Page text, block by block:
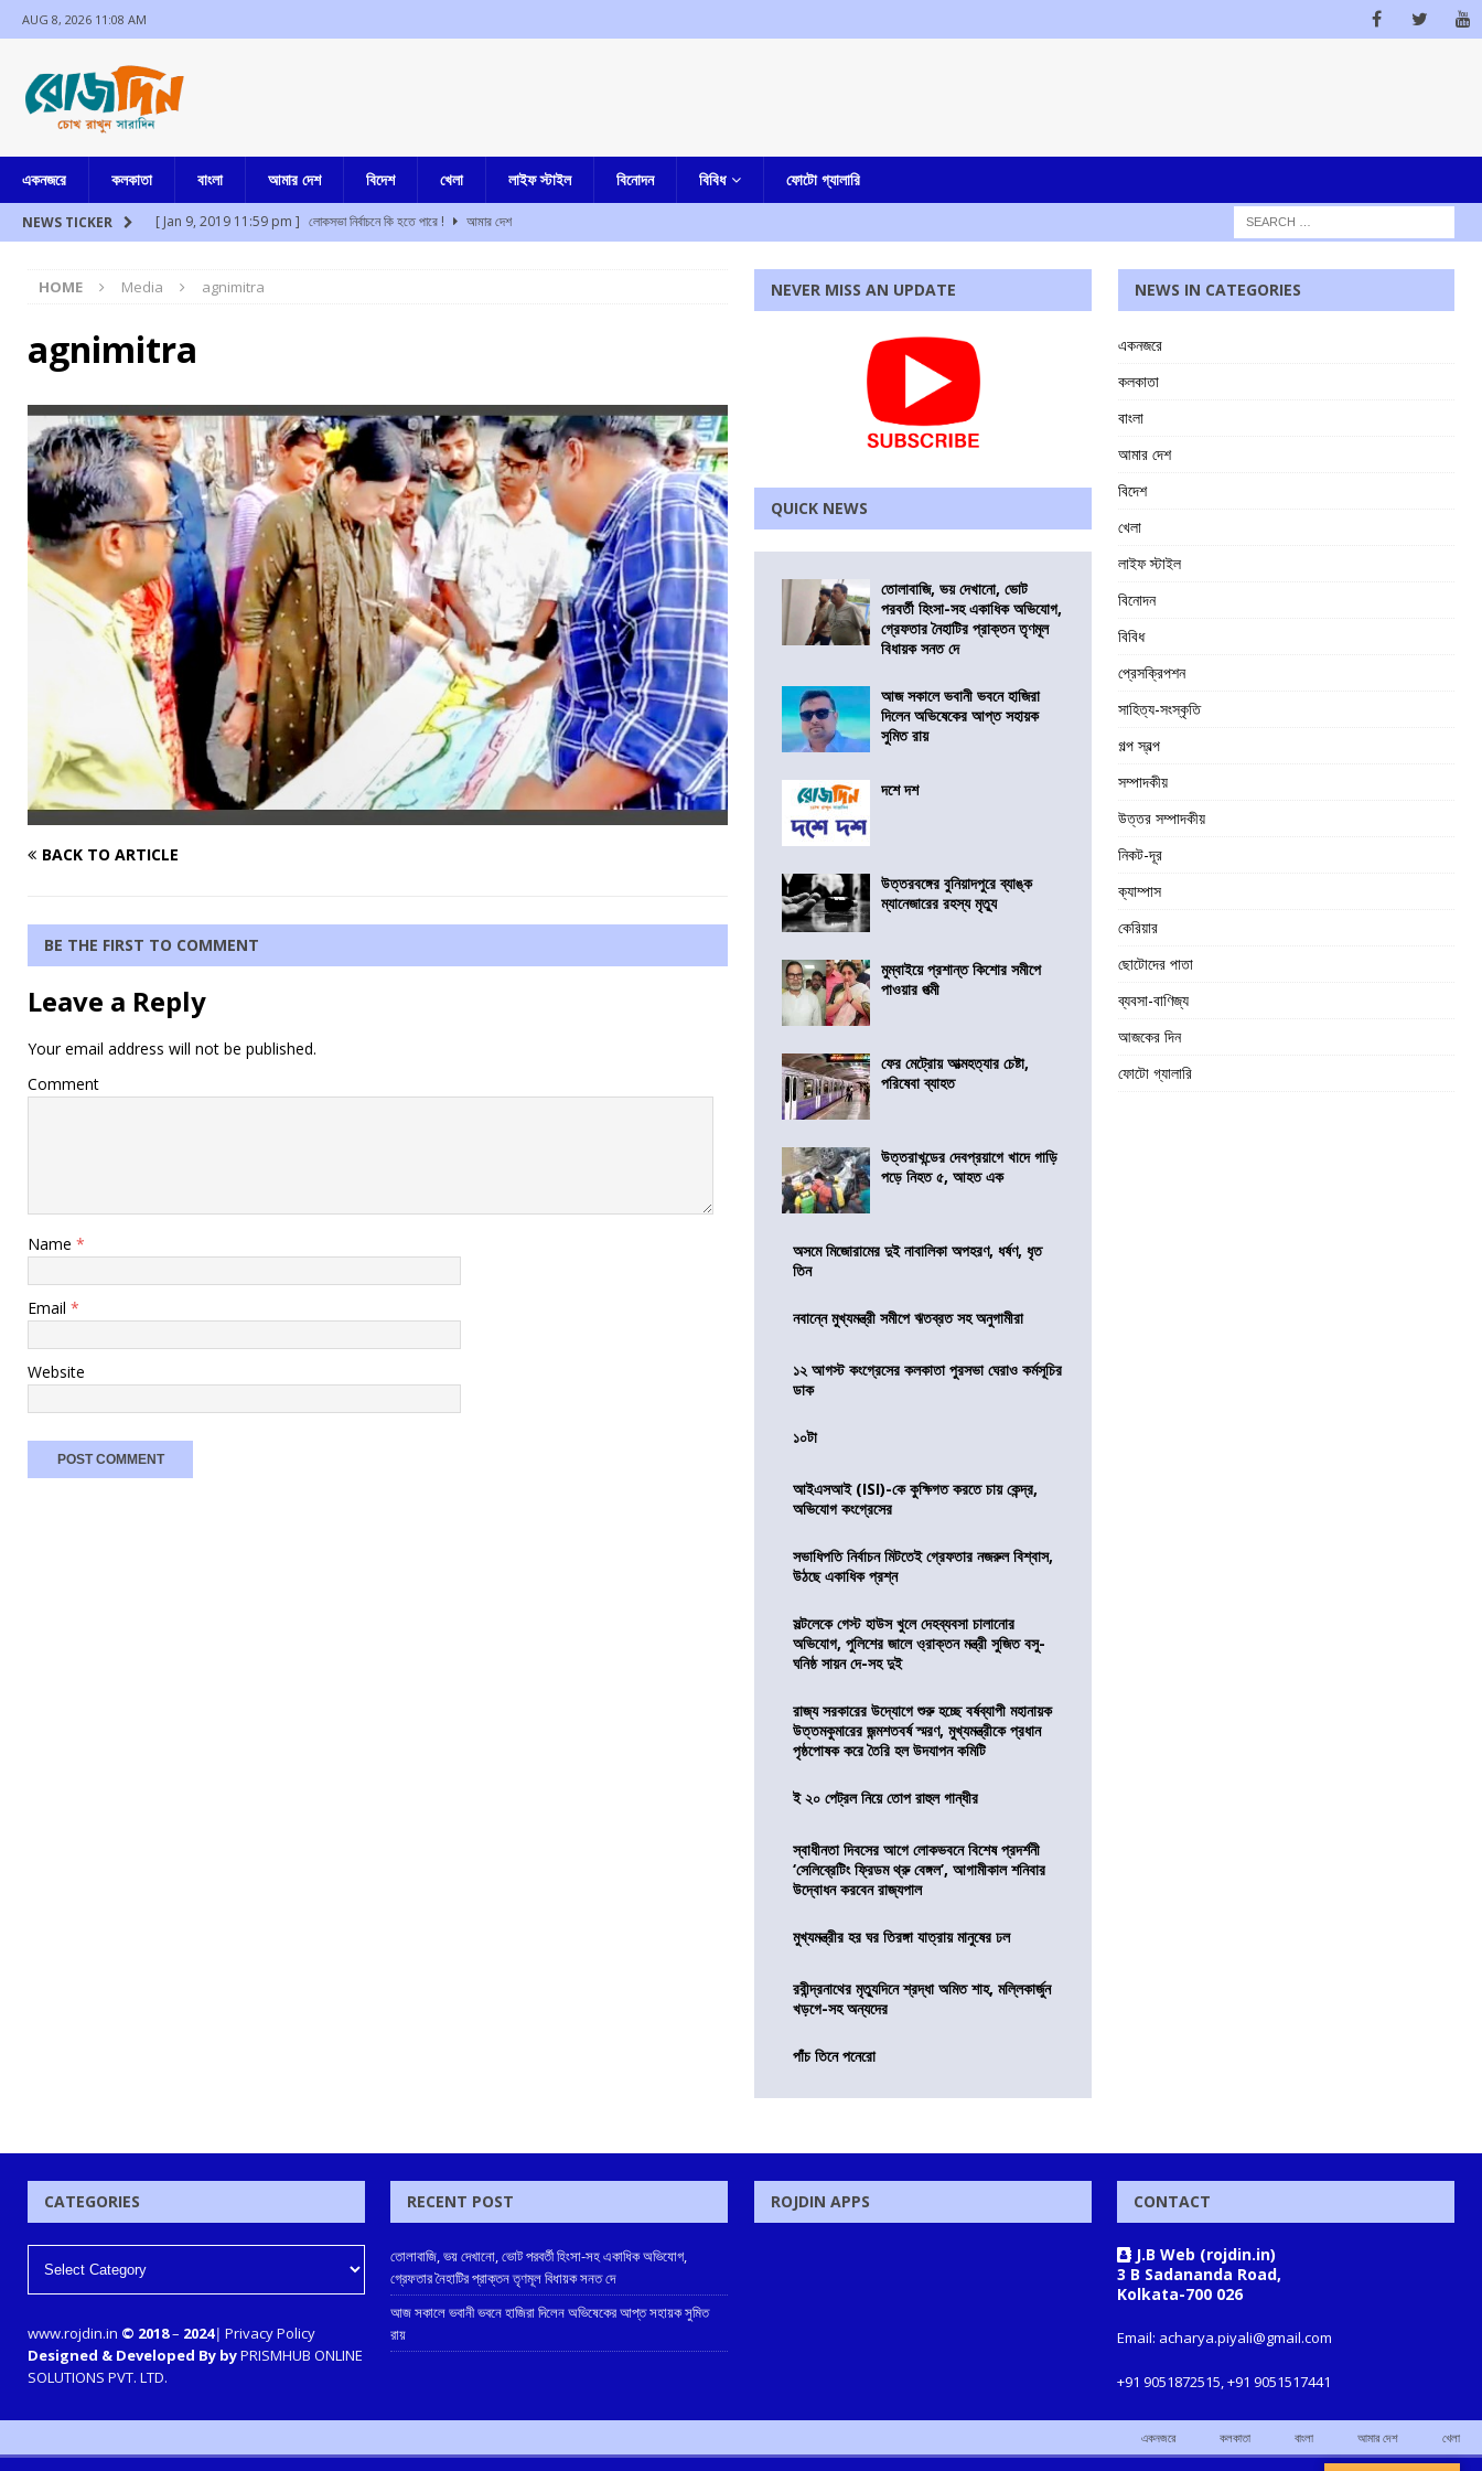
AUG 8, 2026 11:08 AM
একনজরে কলকাতা বাংলা আমার দেশ বিদেশ খেলা লাইফ স্টাইল বিনোদন বিবিধ ফোটো গ্যালারি
NEWS TICKER [ Jan 9, 2019 11:59 pm ] লোকসভা নির্বাচনে কি হতে পারে !
আমার দেশ
[ Aug 8, 2026 10:46 am ]
[ Aug 8, 2026 2:42 am ] মুম্বাইয়ে প্রশান্ত কিশোর সমীপে পাওয়ার পত্মী
এক নজরে
[ Jul 17, 2024 3:35 pm ] চুরির অপবাদে একই পরিবারের ৩ সদস্যকে মারধোর, উত্তেজনা ডোমজুর এলাকায়.. বাংলা
HOME Media agnimitra
agnimitra
BACK TO ARTICLE
BE THE FIRST TO COMMENT
Leave a Reply
Your email address will not be published.
Comment
Name *
Email *
Website
NEVER MISS AN UPDATE
QUICK NEWS
তোলাবাজি, ভয় দেখানো, ভোট
পরবর্তী হিংসা-সহ একাধিক অভিযোগ,
গ্রেফতার নৈহাটির প্রাক্তন তৃণমূল
বিধায়ক সনত দে
আজ সকালে ভবানী ভবনে হাজিরা
দিলেন অভিষেকের আপ্ত সহায়ক
সুমিত রায়
দশে দশ
উত্তরবঙ্গের বুনিয়াদপুরে ব্যাঙ্ক
ম্যানেজারের রহস্য মৃত্যু
মুম্বাইয়ে প্রশান্ত কিশোর সমীপে
পাওয়ার পত্মী
ফের মেট্রোয় আত্মহত্যার চেষ্টা,
পরিষেবা ব্যাহত
উত্তরাখন্ডের দেবপ্রয়াগে খাদে গাড়ি
পড়ে নিহত ৫, আহত এক
অসমে মিজোরামের দুই নাবালিকা অপহরণ, ধর্ষণ, ধৃত
তিন
নবান্নে মুখ্যমন্ত্রী সমীপে ঋতব্রত সহ অনুগামীরা
১২ আগস্ট কংগ্রেসের কলকাতা পুরসভা ঘেরাও কর্মসূচির
ডাক
১০টা
আইএসআই (ISI)-কে কুক্ষিগত করতে চায় কেন্দ্র,
অভিযোগ কংগ্রেসের
সভাধিপতি নির্বাচন মিটতেই গ্রেফতার নজরুল বিশ্বাস,
উঠছে একাধিক প্রশ্ন
সল্টলেকে গেস্ট হাউস খুলে দেহব্যবসা চালানোর
অভিযোগ, পুলিশের জালে ও্রাক্তন মন্ত্রী সুজিত বসু-
ঘনিষ্ঠ সায়ন দে-সহ দুই
রাজ্য সরকারের উদ্যোগে শুরু হচ্ছে বর্ষব্যাপী মহানায়ক
উত্তমকুমারের জন্মশতবর্ষ স্মরণ, মুখ্যমন্ত্রীকে প্রধান
পৃষ্ঠপোষক করে তৈরি হল উদযাপন কমিটি
ই ২০ পেট্রল নিয়ে তোপ রাহুল গান্ধীর
স্বাধীনতা দিবসের আগে লোকভবনে বিশেষ প্রদর্শনী
‘সেলিব্রেটিং ফ্রিডম থ্রু বেঙ্গল’, আগামীকাল শনিবার
উদ্বোধন করবেন রাজ্যপাল
মুখ্যমন্ত্রীর হর ঘর তিরঙ্গা যাত্রায় মানুষের ঢল
রবীন্দ্রনাথের মৃত্যুদিনে শ্রদ্ধা অমিত শাহ, মল্লিকার্জুন
খড়গে-সহ অন্যদের
পাঁচ তিনে পনেরো
NEWS IN CATEGORIES
একনজরে
কলকাতা
বাংলা
আমার দেশ
বিদেশ
খেলা
লাইফ স্টাইল
বিনোদন
বিবিধ
প্রেসক্রিপশন
সাহিত্য-সংস্কৃতি
গল্প স্বল্প
সম্পাদকীয়
উত্তর সম্পাদকীয়
নিকট-দূর
ক্যাম্পাস
কেরিয়ার
ছোটোদের পাতা
ব্যবসা-বাণিজ্য
আজকের দিন
ফোটো গ্যালারি
CATEGORIES
www.rojdin.in © 2018– 2024| Privacy Policy
Designed & Developed By byPRISMHUB ONLINE
SOLUTIONS PVT. LTD.
RECENT POST
তোলাবাজি, ভয় দেখানো, ভোট পরবর্তী হিংসা-সহ একাধিক অভিযোগ,
গ্রেফতার নৈহাটির প্রাক্তন তৃণমূল বিধায়ক সনত দে
আজ সকালে ভবানী ভবনে হাজিরা দিলেন অভিষেকের আপ্ত সহায়ক সুমিত
রায়
ROJDIN APPS CONTACT
J.B Web (rojdin.in)
3 B Sadananda Road,
Kolkata-700 026
Email: acharya.piyali@gmail.com
+91 9051872515, +91 9051517441
একনজরে কলকাতা বাংলা আমার দেশ খেলা